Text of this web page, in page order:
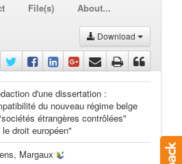
File(s) About...
Download
d'une dissertation :
du nouveau régime belge
étrangères contrôlées"
droit européen"
Margaux